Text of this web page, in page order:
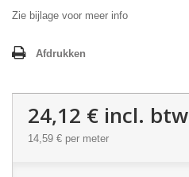
Zie bijlage voor meer info
Afdrukken
24,12 € incl. btw
14,59 € per meter